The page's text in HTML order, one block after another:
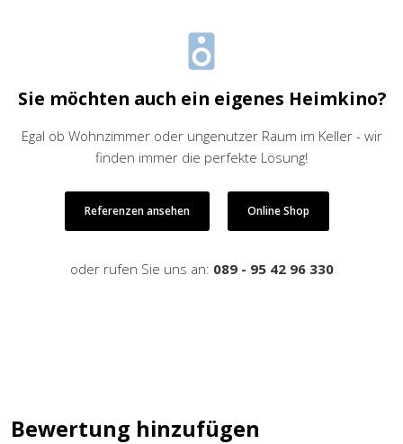
Sie möchten auch ein eigenes Heimkino?
Egal ob Wohnzimmer oder ungenutzer Raum im Keller - wir
finden immer die perfekte Lösung!
Referenzen ansehen Online Shop
oder rufen Sie uns an: 089 - 95 42 96 330
Bewertung hinzufügen